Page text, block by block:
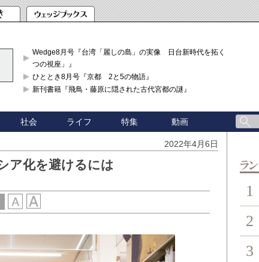
Wedge8月号『台湾「麗しの島」の実像 日台新時代を拓く「3
つの視座」』
ひととき8月号『京都 2と5の物語』
新刊書籍『飛鳥・藤原に隠された古代宮都の謎』
社会 ライフ 特集 動画
2022年4月6日
ア化を避けるには
1
2
3